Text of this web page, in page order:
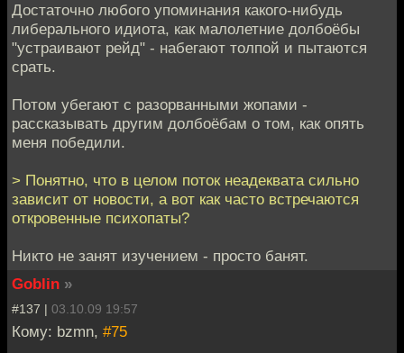
Достаточно любого упоминания какого-нибудь
либерального идиота, как малолетние долбоёбы
"устраивают рейд" - набегают толпой и пытаются
срать.
Потом убегают с разорванными жопами -
рассказывать другим долбоёбам о том, как опять
меня победили.
> Понятно, что в целом поток неадеквата сильно
зависит от новости, а вот как часто встречаются
откровенные психопаты?
Никто не занят изучением - просто банят.
Goblin »
#137 | 03.10.09 19:57
Кому: bzmn, #75